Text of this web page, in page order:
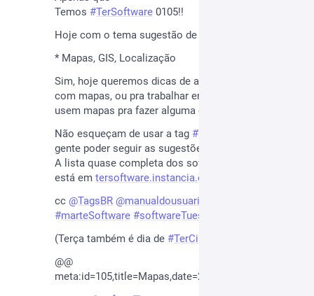
Temos #TerSoftware 0105!!
Hoje com o tema sugestão de
* Mapas, GIS, Localização
Sim, hoje queremos dicas de apps pra trabalhar
com mapas, ou pra trabalhar em mapas, ou que
usem mapas pra fazer alguma coisa útil!
Não esqueçam de usar a tag #TerSoftware
gente poder seguir as sugestões.
A lista quase completa dos softwares indicados
está em tersoftware.instancia.org/
cc @TagsBR @manualdousuario
#marteSoftware #softwareTuesdays
(Terça também é dia de #TerCinema
@@
meta:id=105,title=Mapas,date=20260804,by=